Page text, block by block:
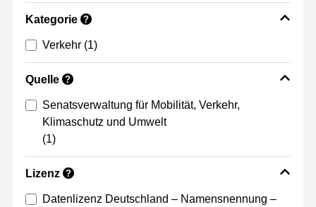
Kategorie ?
Verkehr (1)
Quelle ?
Senatsverwaltung für Mobilität, Verkehr,
Klimaschutz und Umwelt
(1)
Lizenz ?
Datenlizenz Deutschland – Namensnennung –